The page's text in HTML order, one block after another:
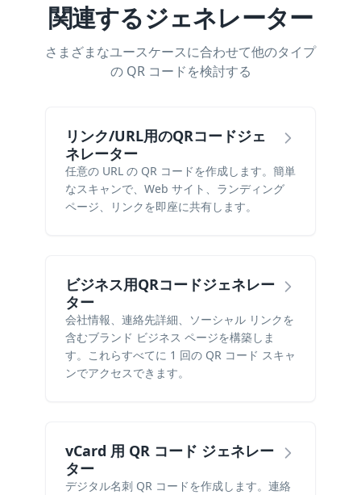
関連するジェネレーター
さまざまなユースケースに合わせて他のタイプ
の QR コードを検討する
リンク/URL用のQRコードジェ
ネレーター
任意の URL の QR コードを作成します。簡単
なスキャンで、Web サイト、ランディング
ページ、リンクを即座に共有します。
ビジネス用QRコードジェネレー
ター
会社情報、連絡先詳細、ソーシャル リンクを
含むブランド ビジネス ページを構築しま
す。これらすべてに 1 回の QR コード スキャ
ンでアクセスできます。
vCard 用 QR コード ジェネレー
ター
デジタル名刺 QR コードを作成します。連絡